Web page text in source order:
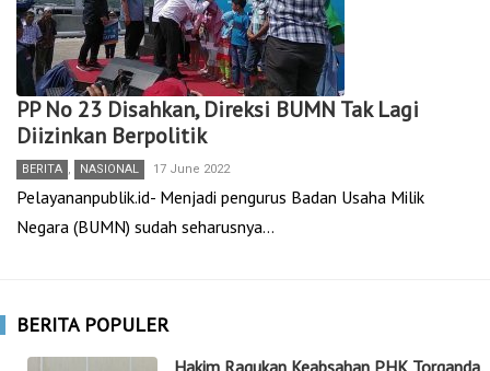
PP No 23 Disahkan, Direksi BUMN Tak Lagi
Diizinkan Berpolitik
BERITA , NASIONAL 17 June 2022
Pelayananpublik.id- Menjadi pengurus Badan Usaha Milik
Negara (BUMN) sudah seharusnya…
BERITA POPULER
Hakim Ragukan Keabsahan PHK Torganda,